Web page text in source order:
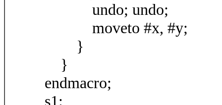
undo; undo;
moveto #x, #y;
}
}
endmacro;
s1: